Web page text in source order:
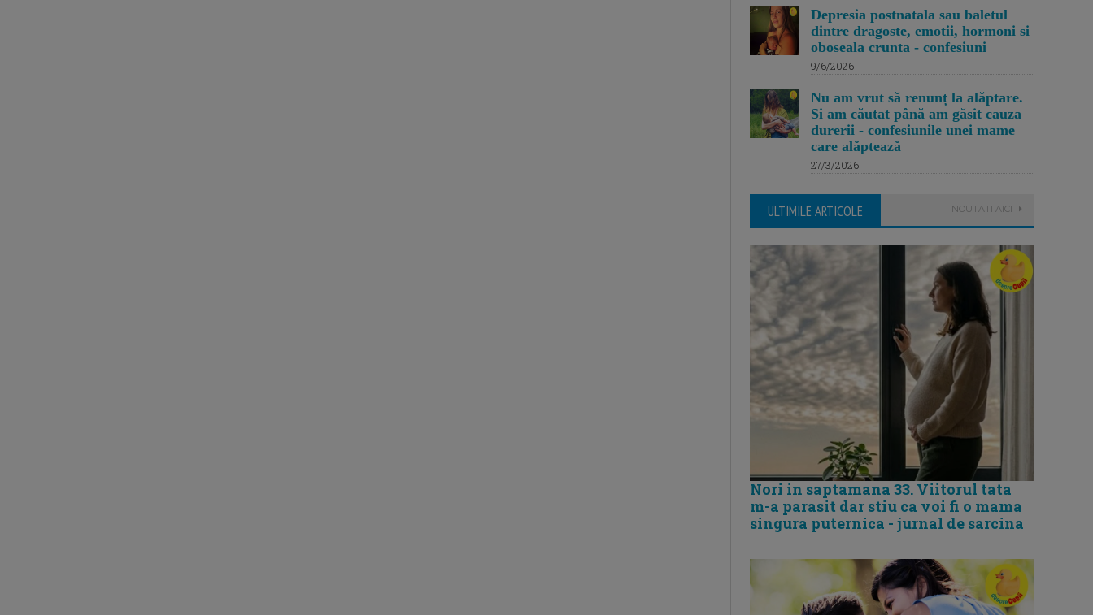
Depresia postnatala sau baletul
dintre dragoste, emotii, hormoni si
oboseala crunta - confesiuni
9/6/2026
Nu am vrut să renunț la alăptare.
Si am căutat până am găsit cauza
durerii - confesiunile unei mame
care alăptează
27/3/2026
ULTIMILE ARTICOLE NOUTATI AICI
Nori in saptamana 33. Viitorul tata
m-a parasit dar stiu ca voi fi o mama
singura puternica - jurnal de sarcina